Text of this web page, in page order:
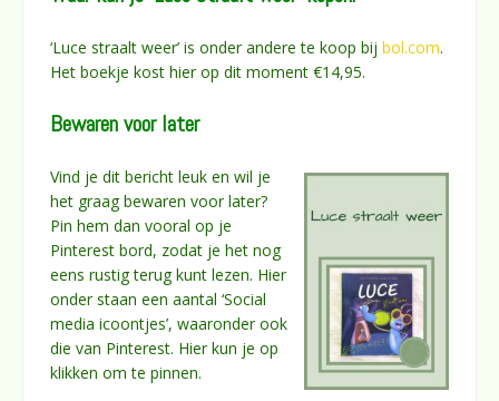
‘Luce straalt weer’ is onder andere te koop bij bol.com.
Het boekje kost hier op dit moment €14,95.
Bewaren voor later
Vind je dit bericht leuk en wil je
het graag bewaren voor later?
Pin hem dan vooral op je
Pinterest bord, zodat je het nog
eens rustig terug kunt lezen. Hier
onder staan een aantal ‘Social
media icoontjes’, waaronder ook
die van Pinterest. Hier kun je op
klikken om te pinnen.